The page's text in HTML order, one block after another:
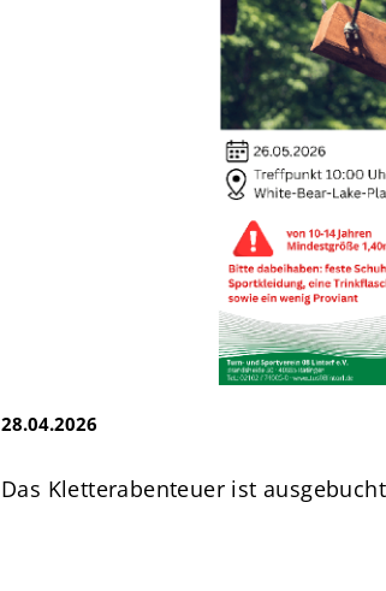
28.04.2026
Das Kletterabenteuer ist
Turn- und Sportverein 08 Lintorf
E: mail@tus08lintorf.de